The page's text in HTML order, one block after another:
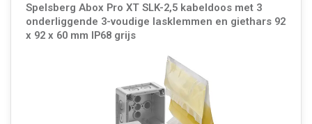
Spelsberg Abox Pro XT SLK-2,5 kabeldoos met 3
onderliggende 3-voudige lasklemmen en giethars 92
x 92 x 60 mm IP68 grijs